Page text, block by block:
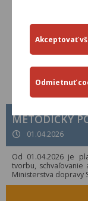
METODICKÝ
01.04.2026
Od 01.04.2026 je
tvorbu, schvaľovanie
Ministerstva dopravy